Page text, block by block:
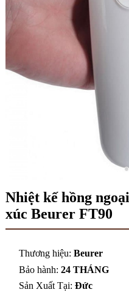
Nhiệt kế hồng
xúc Beurer FT90
Thương hiệu:Beurer
Bảo hành:24 THÁNG
Sản Xuất Tại:Đức